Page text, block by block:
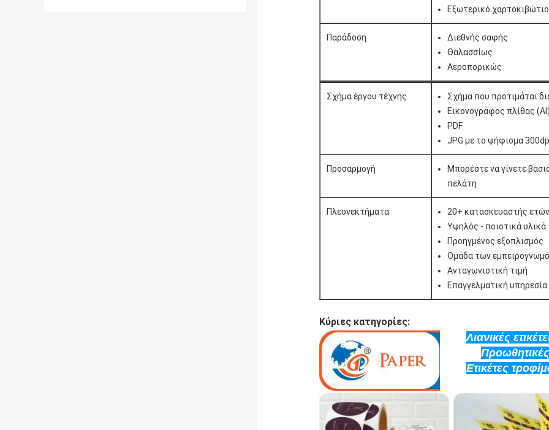
Εξωτερικό χαρτοκιβώτιο
Παράδοση
Διεθνής σαφής
Θαλασσίως
Αεροπορικώς
Σχήμα έργου τέχνης
Σχήμα που προτιμάται
Εικονογράφος πλίθας
PDF
JPG με το ψήφισμα
Προσαρμογή
Μπορέστε να γίνετε
πελάτη
Πλεονεκτήματα
20+ κατασκευαστής ετών
Υψηλός - ποιοτικά υλικά
Προηγμένος εξοπλισμός
Ομάδα των
Ανταγωνιστική τιμή
Επαγγελματική υπηρεσία.
Κύριες κατηγορίες:
Λιανικές
Προωθητικές
Ετικέτες